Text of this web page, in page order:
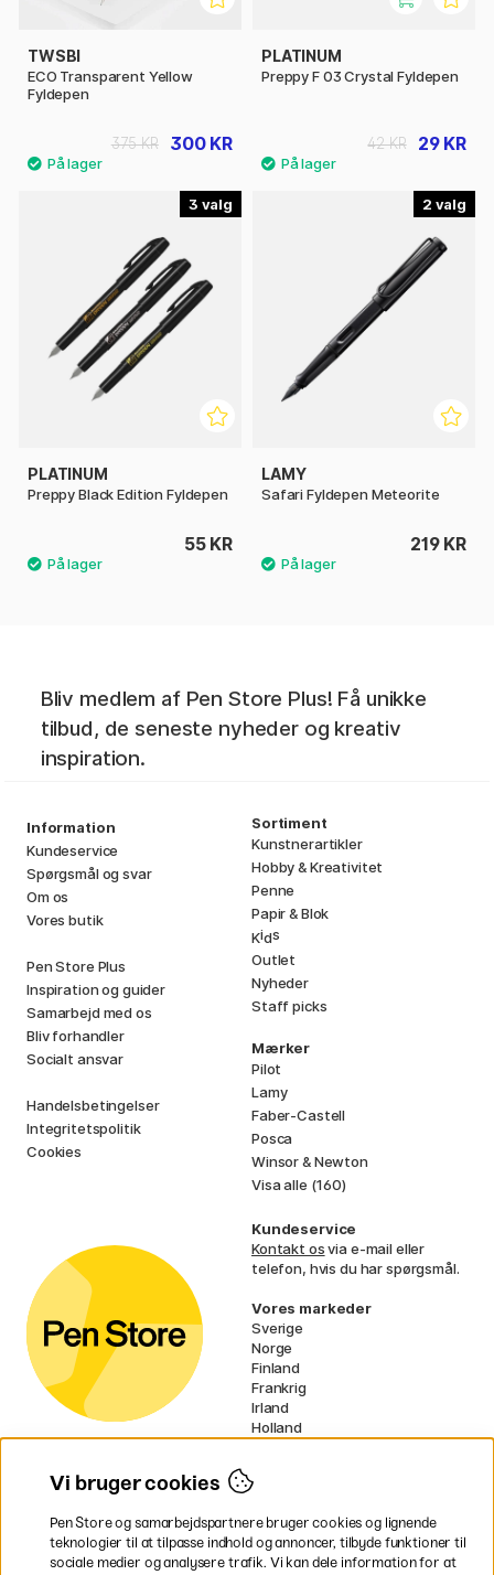
TWSBI
ECO Transparent Yellow
Fyldepen
300 KR
375 KR
PLATINUM
Preppy F 03 Crystal Fyldepen
29 KR
42 KR
3
PLATINUM
Preppy Black Edition Fyldepen
55 KR
2
LAMY
Safari Fyldepen Meteorite
219 KR
Bliv medlem af Pen Store Plus! Få unikke
tilbud, de seneste nyheder og kreativ
inspiration.
Information
Kundeservice
Spørgsmål og svar
Om os
Vores butik
Pen Store Plus
Inspiration og guider
Samarbejd med os
Bliv forhandler
Socialt ansvar
Handelsbetingelser
Integritetspolitik
Cookies
Sortiment
Kunstnerartikler
Hobby & Kreativitet
Penne
Papir & Blok
Kids
Outlet
Nyheder
Staff picks
Mærker
Pilot
Lamy
Faber-Castell
Posca
Winsor & Newton
Visa alle (160)
Kundeservice
Kontakt osvia e-mail eller
telefon, hvis du har spørgsmål.
Vores markeder
Sverige
Norge
Finland
Frankrig
Irland
Holland
EU
* Specifikkefragtvilkår gælder for
voluminøse varer.
Vi bruger cookies
Pen Store og samarbejdspartnere bruger cookies og lignende
teknologier til at tilpasse indhold og annoncer, tilbyde funktioner til
sociale medier og analysere trafik. Vi kan dele information for at